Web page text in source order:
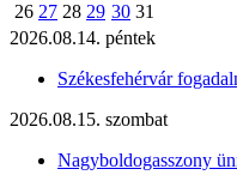
26 27 28 29 30 31
2026.08.14. péntek
Székesfehérvár
2026.08.15. szombat
Nagyboldogasszony